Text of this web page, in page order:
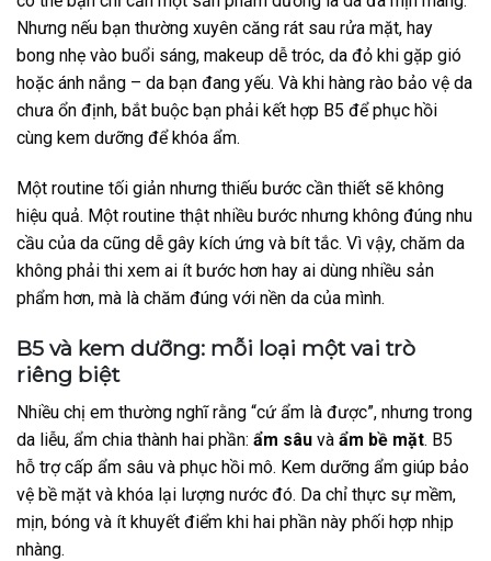
Nhưng nếu bạn thường xuyên căng rát sau rửa mặt, hay
bong nhẹ vào buổi sáng, makeup dễ tróc, da đỏ khi gặp gió
hoặc ánh nắng – da bạn đang yếu. Và khi hàng rào bảo vệ da
chưa ổn định, bắt buộc bạn phải kết hợp B5 để phục hồi
cùng kem dưỡng để khóa ẩm.
Một routine tối giản nhưng thiếu bước cần thiết sẽ không
hiệu quả. Một routine thật nhiều bước nhưng không đúng nhu
cầu của da cũng dễ gây kích ứng và bít tắc. Vì vậy, chăm da
không phải thi xem ai ít bước hơn hay ai dùng nhiều sản
phẩm hơn, mà là chăm đúng với nền da của mình.
B5 và kem dưỡng: mỗi loại một vai trò
riêng biệt
Nhiều chị em thường nghĩ rằng “cứ ẩm là được”, nhưng trong
da liễu, ẩm chia thành hai phần: ẩm sâu và ẩm bề mặt. B5
hỗ trợ cấp ẩm sâu và phục hồi mô. Kem dưỡng ẩm giúp bảo
vệ bề mặt và khóa lại lượng nước đó. Da chỉ thực sự mềm,
mịn, bóng và ít khuyết điểm khi hai phần này phối hợp nhịp
nhàng.